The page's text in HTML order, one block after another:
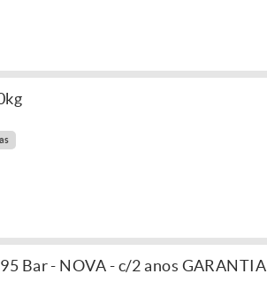
Bar - NOVA - c/2 anos GARANTIA